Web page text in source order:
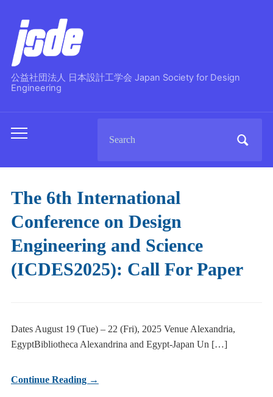
公益社団法人 日本設計工学会 Japan Society for Design
Engineering
Toggle
menu
for:
The 6th International
Conference on Design
Engineering and Science
(ICDES2025): Call For Paper
Dates August 19 (Tue) – 22 (Fri), 2025 Venue Alexandria,
EgyptBibliotheca Alexandrina and Egypt-Japan Un […]
Continue Reading →